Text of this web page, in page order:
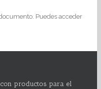
Puedes acceder
con productos para el